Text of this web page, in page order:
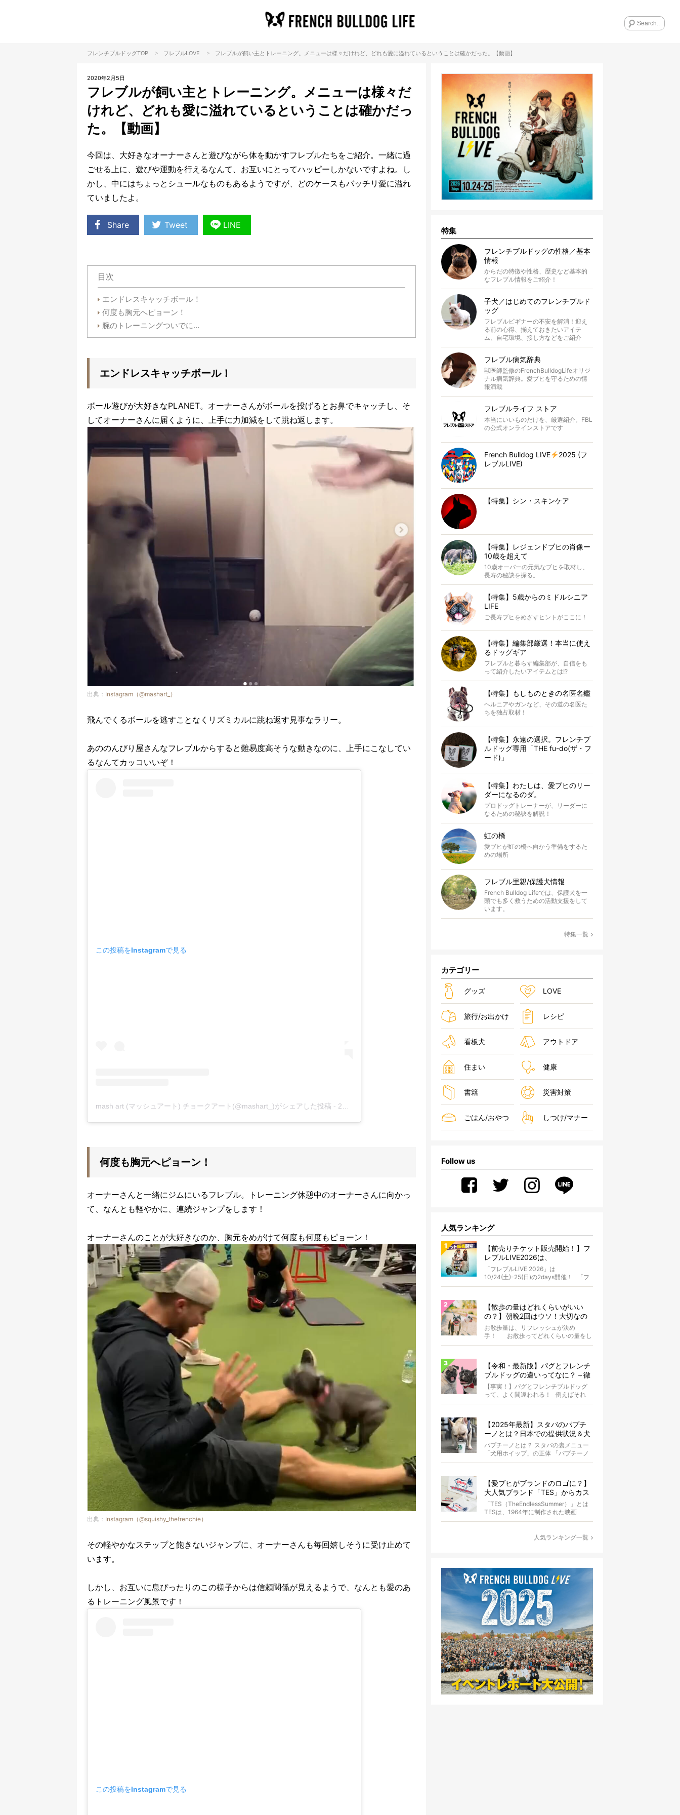
フレンチブルドッグTOP > フレブルLOVE > フレブルが飼い主とトレーニング。メニューは様々だけれど、どれも愛に溢れているということは確かだった。【動画】
2020年2月5日
フレブルが飼い主とトレーニング。メニューは様々だ
けれど、どれも愛に溢れているということは確かだっ
た。【動画】
今回は、大好きなオーナーさんと遊びながら体を動かすフレブルたちをご紹介。一緒に過
ごせる上に、遊びや運動を行えるなんて、お互いにとってハッピーしかないですよね。し
かし、中にはちょっとシュールなものもあるようですが、どのケースもバッチリ愛に溢れ
ていましたよ。
Share Tweet LINE
目次
エンドレスキャッチボール！
何度も胸元へピョーン！
腕のトレーニングついでに…
エンドレスキャッチボール！
ボール遊びが大好きなPLANET。オーナーさんがボールを投げるとお鼻でキャッチし、そ
してオーナーさんに届くように、上手に力加減をして跳ね返します。
出典： Instagram（@mashart_）
飛んでくるボールを逃すことなくリズミカルに跳ね返す見事なラリー。
あののんびり屋さんなフレブルからすると難易度高そうな動きなのに、上手にこなしてい
るなんてカッコいいぞ！
この投稿をInstagramで見る
mash art (マッシュアート) チョークアート(@mashart_)がシェアした投稿 - 2019年 7月月19日午前3時50分PDT
何度も胸元へピョーン！
オーナーさんと一緒にジムにいるフレブル。トレーニング休憩中のオーナーさんに向かっ
て、なんとも軽やかに、連続ジャンプをします！
オーナーさんのことが大好きなのか、胸元をめがけて何度も何度もピョーン！
出典： Instagram（@squishy_thefrenchie）
その軽やかなステップと飽きないジャンプに、オーナーさんも毎回嬉しそうに受け止めて
います。
しかし、お互いに息ぴったりのこの様子からは信頼関係が見えるようで、なんとも愛のあ
るトレーニング風景です！
この投稿をInstagramで見る
特集
フレンチブルドッグの性格／基本
情報
からだの特徴や性格、歴史など基本的
なフレブル情報をご紹介！
子犬／はじめてのフレンチブルド
ッグ
フレブルビギナーの不安を解消！迎え
る前の心得、揃えておきたいアイテ
ム、自宅環境、接し方などをご紹介
フレブル病気辞典
獣医師監修のFrenchBulldogLifeオリジ
ナル病気辞典。愛ブヒを守るための情
報満載
フレブルライフ ストア
本当にいいものだけを、厳選紹介。FBL
の公式オンラインストアです
French Bulldog LIVE
2025 (フ
レブルLIVE)
【特集】シン・スキンケア
【特集】レジェンドブヒの肖像ー
10歳を超えて
10歳オーバーの元気なブヒを取材し、
長寿の秘訣を探る。
【特集】5歳からのミドルシニア
LIFE
ご長寿ブヒをめざすヒントがここに！
【特集】編集部厳選！本当に使え
るドッグギア
フレブルと暮らす編集部が、自信をも
って紹介したいアイテムとは!?
【特集】もしものときの名医名鑑
ヘルニアやガンなど、その道の名医た
ちを独占取材！
【特集】永遠の選択。フレンチブ
ルドッグ専用「THE fu-do(ザ・フ
ード)」
【特集】わたしは、愛ブヒのリー
ダーになるのダ。
プロドッグトレーナーが、リーダーに
なるための秘訣を解説！
虹の橋
愛ブヒが虹の橋へ向かう準備をするた
めの場所
フレブル里親/保護犬情報
French Bulldog Lifeでは、保護犬を一
頭でも多く救うための活動支援をして
います。
特集一覧
カテゴリー
グッズ LOVE
旅行/お出かけ レシピ
看板犬 アウトドア
住まい 健康
書籍 災害対策
ごはん/おやつ しつけ/マナー
Follow us
人気ランキング
【前売りチケット販売開始！】フ
レブルLIVE2026は、
10/24(土)-25(日)開催！フレブル
だらけのキャンプ・前夜祭・バス
プランも新登場!?
「フレブルLIVE 2026」は
10/24(土)-25(日)の2days開催！ 「フ
レブルLIV...
【散歩の量はどれくらいがいい
の？】朝晩2回はウソ！大切なの
は運動量より「リフレッシュ」〜
お散歩にまつわる疑問FAQつき〜
お散歩量は、リフレッシュが決め
手！ お散歩ってどれくらいの量をし
たらいいのか迷いませんか？ よ...
【令和・最新版】パグとフレンチ
ブルドッグの違いってなに？～徹
底解説～
【事実！】パグとフレンチブルドッグ
って、よく間違われる！ 例えばそれ
は、愛ブヒとのお散歩中。 &...
【2025年最新】スタバのパプチ
ーノとは？日本での提供状況＆犬
同伴OK店舗一覧も紹介！
パプチーノとは？ スタバの裏メニュー
「犬用ホイップ」の正体 「パプチーノ
（Puppuccino）」とは、紙コッ...
【愛ブヒがブランドのロゴに？】
大人気ブランド「TES」からカス
タムオーダーが誕生！
「TES（TheEndlessSummer）」とは
TESは、1964年に制作された映画
『The...
人気ランキング一覧